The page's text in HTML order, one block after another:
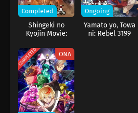
ambisius yang memiliki impian serupa.
strategi Aoteru dan keahlian pedang
memukau, keduanya pun memulai
mengembalikan kejayaan masa lalu
Completed
Shingeki no
Kyojin Movie:
The Last Attack
Ongoing
Yamato yo, Towa
ni: Rebel 3199
COMPLETED ONA